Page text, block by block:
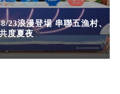
23浪漫登場 串聯五漁村、
度夏夜